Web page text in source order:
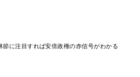
節に注目すれば安倍政権の赤信号がわかる